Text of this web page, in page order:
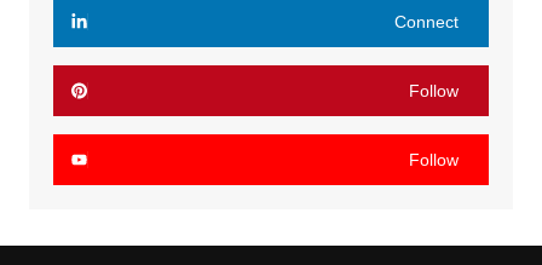
Connect
Follow
Follow